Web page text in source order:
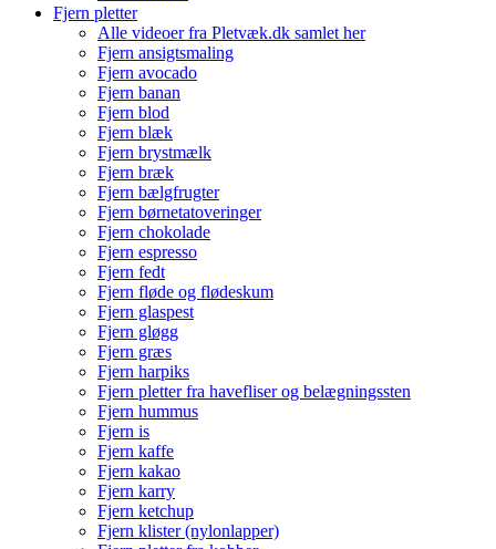
Fjern pletter
Alle videoer fra Pletvæk.dk samlet her
Fjern ansigtsmaling
Fjern avocado
Fjern banan
Fjern blod
Fjern blæk
Fjern brystmælk
Fjern bræk
Fjern bælgfrugter
Fjern børnetatoveringer
Fjern chokolade
Fjern espresso
Fjern fedt
Fjern fløde og flødeskum
Fjern glaspest
Fjern gløgg
Fjern græs
Fjern harpiks
Fjern pletter fra havefliser og belægningssten
Fjern hummus
Fjern is
Fjern kaffe
Fjern kakao
Fjern karry
Fjern ketchup
Fjern klister (nylonlapper)